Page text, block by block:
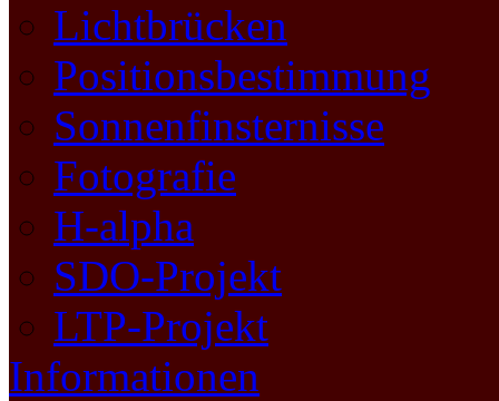
Lichtbrücken
Positionsbestimmung
Sonnenfinsternisse
Fotografie
H-alpha
SDO-Projekt
LTP-Projekt
Informationen